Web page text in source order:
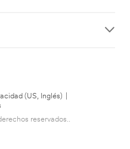
(US, Inglés)
reservados..